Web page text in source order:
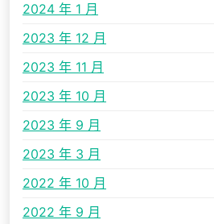
2024 年 1 月
2023 年 12 月
2023 年 11 月
2023 年 10 月
2023 年 9 月
2023 年 3 月
2022 年 10 月
2022 年 9 月